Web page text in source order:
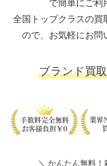
で簡単にご利
全国トップクラスの買
ので、お気軽にお問
ブランド買
＼ かんたん無料